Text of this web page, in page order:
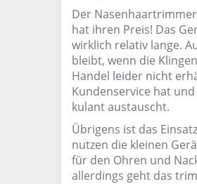
Der
hat ihren Preis! Das
wirklich relativ lange.
bleibt, wenn die
Handel leider nicht
Kundenservice hat
kulant austauscht.
Übrigens ist das
nutzen die kleinen
für den Ohren und
allerdings geht das